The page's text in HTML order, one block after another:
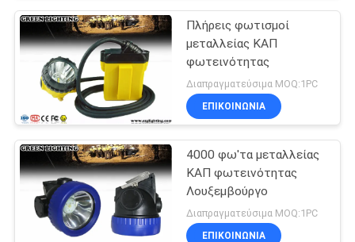
Πλήρεις φωτισμοί
μεταλλείας ΚΑΠ
φωτεινότητας
Διαπραγματεύσιμα MOQ:1PC
ΕΠΙΚΟΙΝΩΝΙΑ
4000 φω'τα μεταλλείας
ΚΑΠ φωτεινότητας
Λουξεμβούργο
Διαπραγματεύσιμα MOQ:1PC
ΕΠΙΚΟΙΝΩΝΙΑ